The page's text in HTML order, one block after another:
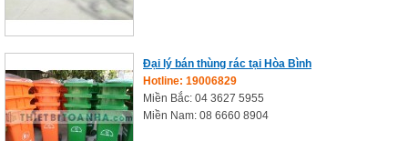
Đại lý bán thùng rác tại Hòa Bình
Hotline: 19006829
Miền Bắc: 04 3627 5955
Miền Nam: 08 6660 8904